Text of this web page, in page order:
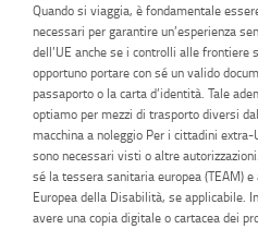
Quando si viaggia, è fondamentale
necessari per garantire un’esperienza
dell’UE anche se i controlli alle
opportuno portare con sé un valido
passaporto o la carta d’identità. Tale
optiamo per mezzi di trasporto diversi
macchina a noleggio Per i cittadini
sono necessari visti o altre
sé la tessera sanitaria europea (TEAM)
Europea della Disabilità, se applicabile.
avere una copia digitale o cartacea dei